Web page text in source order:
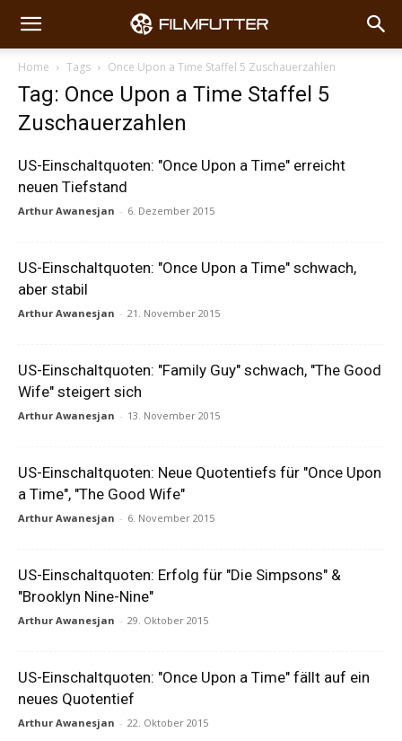
Home Tags Once Upon a Time Staffel 5 Zuschauerzahlen
Tag: Once Upon a Time Staffel 5
Zuschauerzahlen
US-Einschaltquoten: "Once Upon a Time" erreicht
neuen Tiefstand
Arthur Awanesjan - 6. Dezember 2015
US-Einschaltquoten: "Once Upon a Time" schwach,
aber stabil
Arthur Awanesjan - 21. November 2015
US-Einschaltquoten: "Family Guy" schwach, "The Good
Wife" steigert sich
Arthur Awanesjan - 13. November 2015
US-Einschaltquoten: Neue Quotentiefs für "Once Upon
a Time", "The Good Wife"
Arthur Awanesjan - 6. November 2015
US-Einschaltquoten: Erfolg für "Die Simpsons" &
"Brooklyn Nine-Nine"
Arthur Awanesjan - 29. Oktober 2015
US-Einschaltquoten: "Once Upon a Time" fällt auf ein
neues Quotentief
Arthur Awanesjan - 22. Oktober 2015